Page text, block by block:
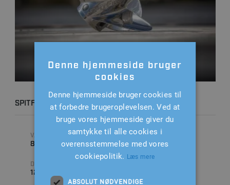
SPITFIRE X7 19P
VARENUMMER
8M0151363
STIGNING
19 " (TOMMER)
DIAMETER
12.7 " (TOMMER)
Denne hjemmeside bruger
cookies
Denne hjemmeside bruger cookies til
at forbedre brugeroplevelsen. Ved at
bruge vores hjemmeside giver du
samtykke til alle cookies i
overensstemmelse med vores
cookiepolitik. Læs mere
ABSOLUT NØDVENDIGE